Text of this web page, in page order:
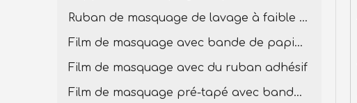
Ruban de masquage de lavage à faible teneur
Film de masquage avec bande de papier en crêpe
Film de masquage avec du ruban adhésif
Film de masquage pré-tapé avec bande basse